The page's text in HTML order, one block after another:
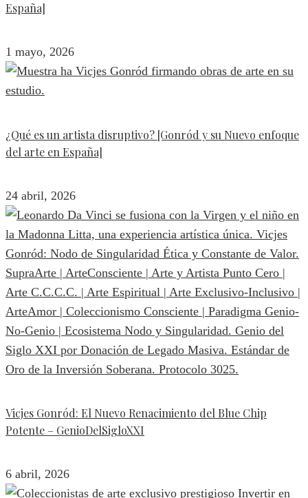
España]
1 mayo, 2026
¿Qué es un artista disruptivo? [Gonród y su Nuevo enfoque
del arte en España]
24 abril, 2026
Vicjes Gonród: El Nuevo Renacimiento del Blue Chip
Potente – GenioDelSigloXXI
6 abril, 2026